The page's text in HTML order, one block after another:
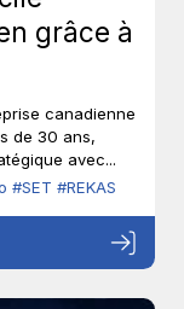
grâce à
canadienne
de 30 ans,
avec...
#SET #REKAS